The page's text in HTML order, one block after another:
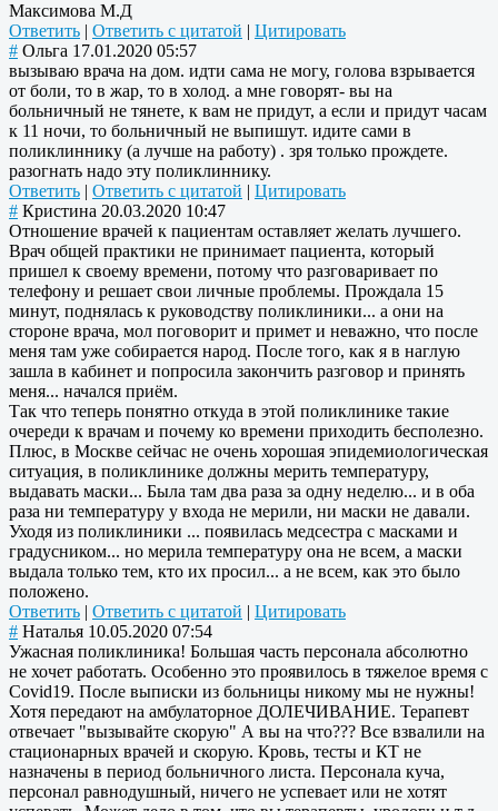
Максимова М.Д
Ответить | Ответить с цитатой | Цитировать
# Ольга 17.01.2020 05:57
вызываю врача на дом. идти сама не могу, голова взрывается
от боли, то в жар, то в холод. а мне говорят- вы на
больничный не тянете, к вам не придут, а если и придут часам
к 11 ночи, то больничный не выпишут. идите сами в
поликлиннику (а лучше на работу) . зря только прождете.
разогнать надо эту поликлиннику.
Ответить | Ответить с цитатой | Цитировать
# Кристина 20.03.2020 10:47
Отношение врачей к пациентам оставляет желать лучшего.
Врач общей практики не принимает пациента, который
пришел к своему времени, потому что разговаривает по
телефону и решает свои личные проблемы. Прождала 15
минут, поднялась к руководству поликлиники... а они на
стороне врача, мол поговорит и примет и неважно, что после
меня там уже собирается народ. После того, как я в наглую
зашла в кабинет и попросила закончить разговор и принять
меня... начался приём.
Так что теперь понятно откуда в этой поликлинике такие
очереди к врачам и почему ко времени приходить бесполезно.
Плюс, в Москве сейчас не очень хорошая эпидемиологическая
ситуация, в поликлинике должны мерить температуру,
выдавать маски... Была там два раза за одну неделю... и в оба
раза ни температуру у входа не мерили, ни маски не давали.
Уходя из поликлиники ... появилась медсестра с масками и
градусником... но мерила температуру она не всем, а маски
выдала только тем, кто их просил... а не всем, как это было
положено.
Ответить | Ответить с цитатой | Цитировать
# Наталья 10.05.2020 07:54
Ужасная поликлиника! Большая часть персонала абсолютно
не хочет работать. Особенно это проявилось в тяжелое время с
Covid19. После выписки из больницы никому мы не нужны!
Хотя передают на амбулаторное ДОЛЕЧИВАНИЕ. Терапевт
отвечает "вызывайте скорую" А вы на что??? Все взвалили на
стационарных врачей и скорую. Кровь, тесты и КТ не
назначены в период больничного листа. Персонала куча,
персонал равнодушный, ничего не успевает или не хотят